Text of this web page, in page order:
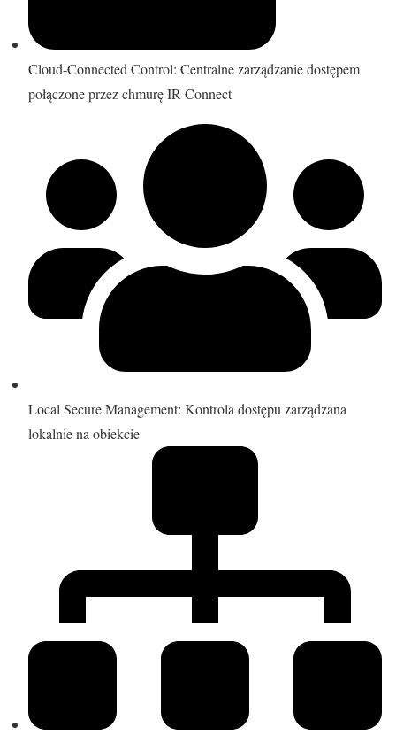
Cloud-Connected Control: Centralne zarządzanie dostępem
połączone przez chmurę IR Connect
Local Secure Management: Kontrola dostępu zarządzana
lokalnie na obiekcie